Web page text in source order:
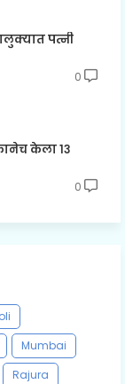
पत्नी
0
केला १३
0
Mumbai
Rajura